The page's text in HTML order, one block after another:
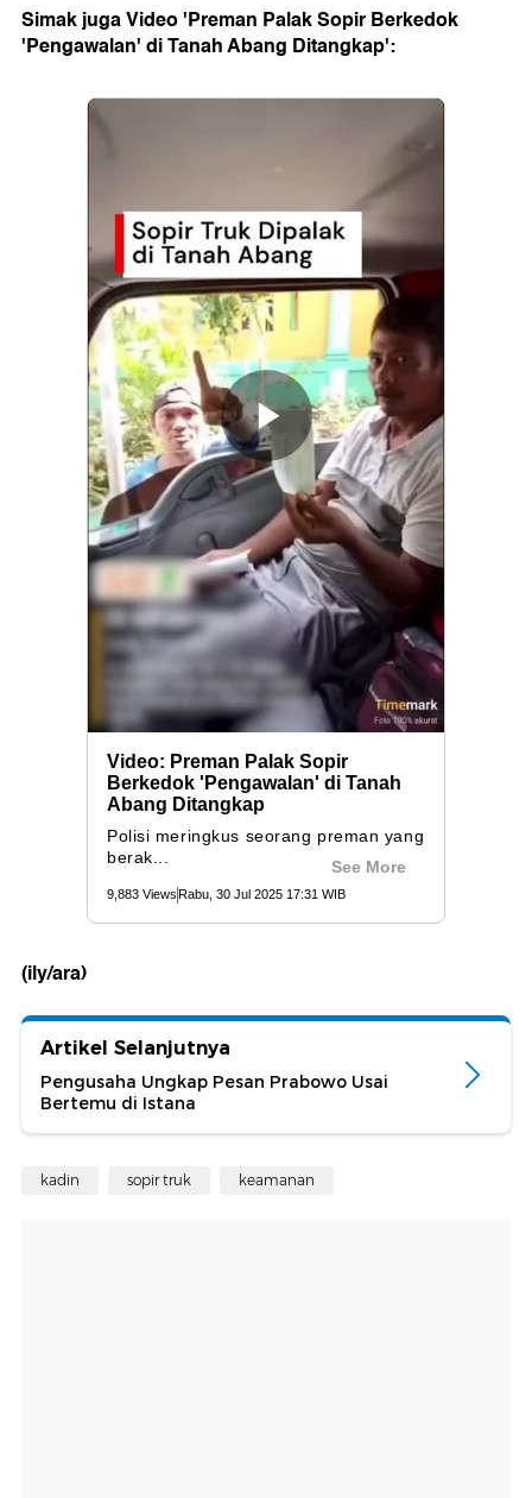
Simak juga Video 'Preman Palak Sopir Berkedok
'Pengawalan' di Tanah Abang Ditangkap':
(ily/ara)
Artikel Selanjutnya
Pengusaha Ungkap Pesan Prabowo Usai
Bertemu di Istana
kadin sopir truk keamanan